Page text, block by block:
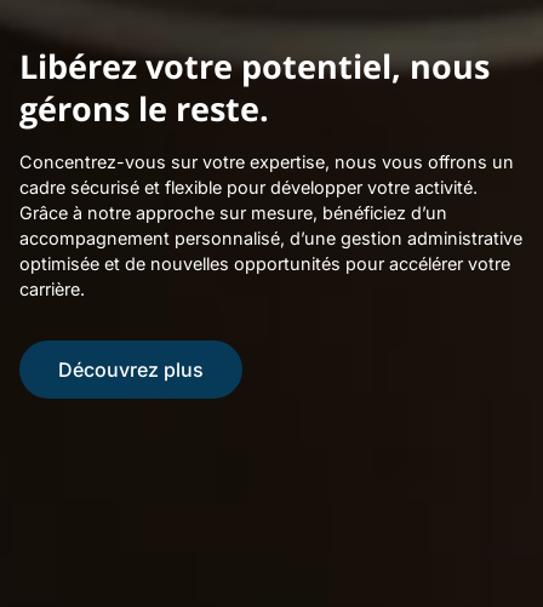
Libérez votre potentiel, nous
gérons le reste.​
Concentrez-vous sur votre expertise, nous vous offrons un
cadre sécurisé et flexible pour développer votre activité.
Grâce à notre approche sur mesure, bénéficiez d’un
accompagnement personnalisé, d’une gestion administrative
optimisée et de nouvelles opportunités pour accélérer votre
carrière.
Découvrez plus